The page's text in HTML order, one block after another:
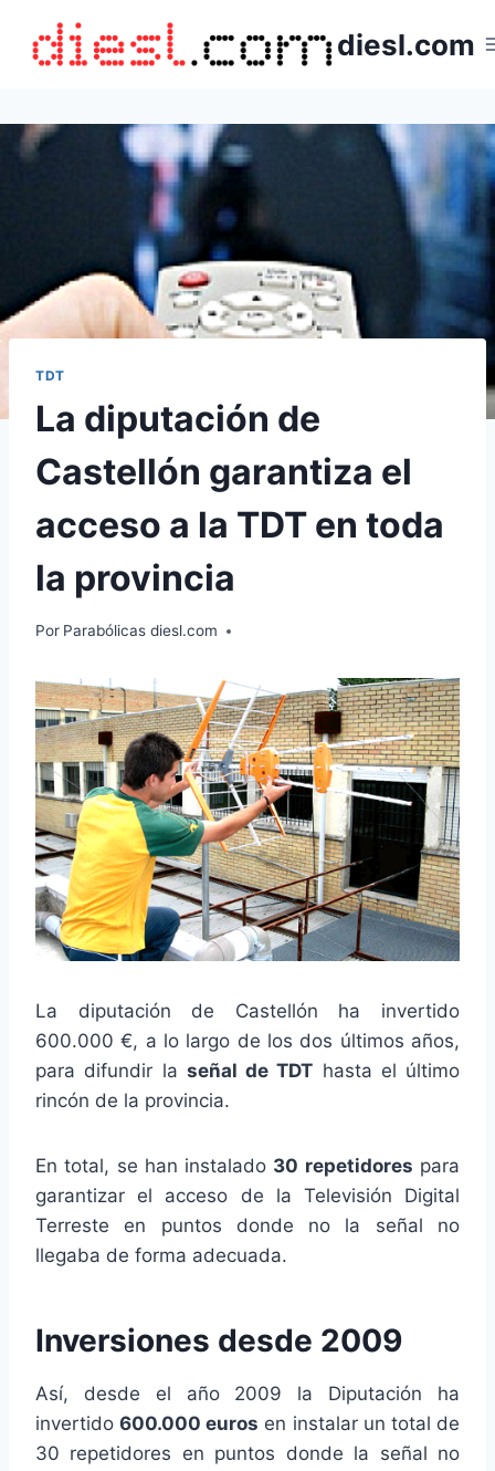
contenido
diesl.com
TDT
La diputación de
Castellón garantiza el
acceso a la TDT en toda
la provincia
Por Parabólicas diesl.com
La diputación de Castellón ha invertido
600.000 €, a lo largo de los dos últimos años,
para difundir la señal de TDT hasta el último
rincón de la provincia.
En total, se han instalado 30 repetidores para
garantizar el acceso de la Televisión Digital
Terreste en puntos donde no la señal no
llegaba de forma adecuada.
Inversiones desde 2009
Así, desde el año 2009 la Diputación ha
invertido600.000 euros en instalar un total de
30 repetidores en puntos donde la señal no